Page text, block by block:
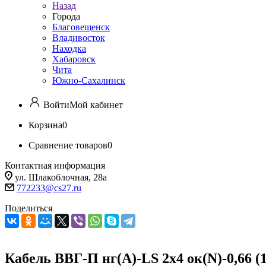
Назад
Города
Благовещенск
Владивосток
Находка
Хабаровск
Чита
Южно-Сахалинск
ВойтиМой кабинет
Корзина0
Сравнение товаров0
Контактная информация
ул. Шлакоблочная, 28а
772233@cs27.ru
Поделиться
Кабель ВВГ-П нг(А)-LS 2х4 ок(N)-0,66